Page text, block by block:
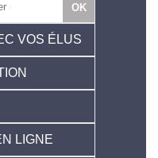
VOS ÉLUS
LIGNE